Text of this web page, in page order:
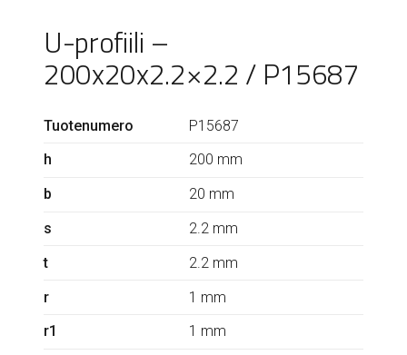
U-profiili –
200x20x2.2×2.2 / P15687
Tuotenumero
P15687
h
200 mm
b
20 mm
s
2.2 mm
t
2.2 mm
r
1 mm
r1
1 mm